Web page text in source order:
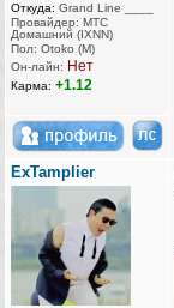
Откуда: Grand Line ____
Провайдер: МТС
Домашний (IXNN)
Пол: Otoko (M)
Он-лайн: Нет
Карма: +1.12
ExTamplier